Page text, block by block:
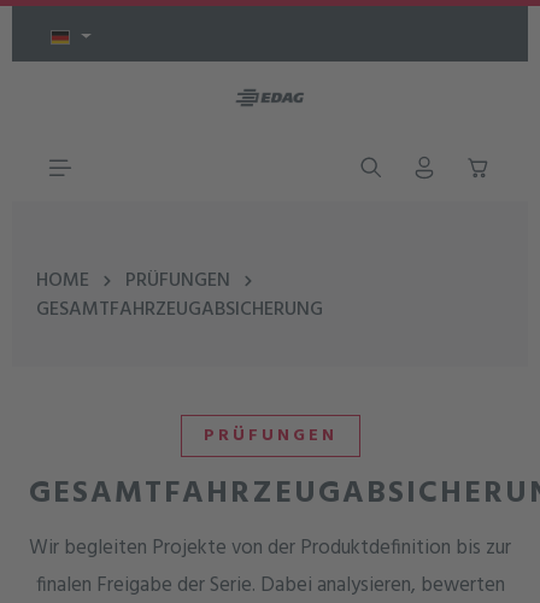
Zum Hauptinhalt springen
HOME
PRÜFUNGEN
GESAMTFAHRZEUGABSICHERUNG
PRÜFUNGEN
Wir begleiten Projekte von der Produktdefinition bis zur
finalen Freigabe der Serie. Dabei analysieren, bewerten